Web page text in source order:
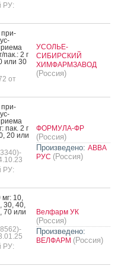
РУ:
при­
пак.: 2 г
или 30
от
УСОЛЬЕ-
СИБИРСКИЙ
ХИМФАРМЗАВОД
(Россия)
при­
пак. 2 г
20 или
РУ:
ФОРМУЛА-ФР
(Россия)
Произведено: АВВА
РУС (Россия)
10,
30, 40,
70 или
РУ:
Велфарм УК
(Россия)
Произведено:
ВЕЛФАРМ (Россия)